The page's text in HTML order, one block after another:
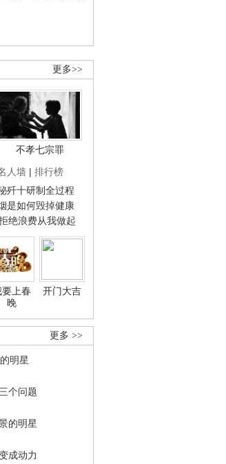
更多>>
不孝七宗罪
人墙 | 排行榜
歼十研制全过程
是如何毁掉健康
绝浪费从我做起
要上春
晚
开门大吉
更多 >>
明星
个问题
的明星
成动力